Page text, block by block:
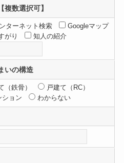
数選択可】
ターネット検索
Googleマップ
がり
知人の紹介
いの構造
（鉄骨）
戸建て（RC）
ション わからない